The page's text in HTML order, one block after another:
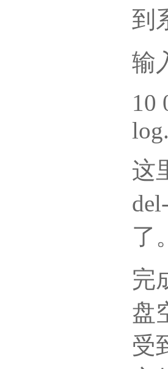
到
输
10
这
了。
完
盘
受